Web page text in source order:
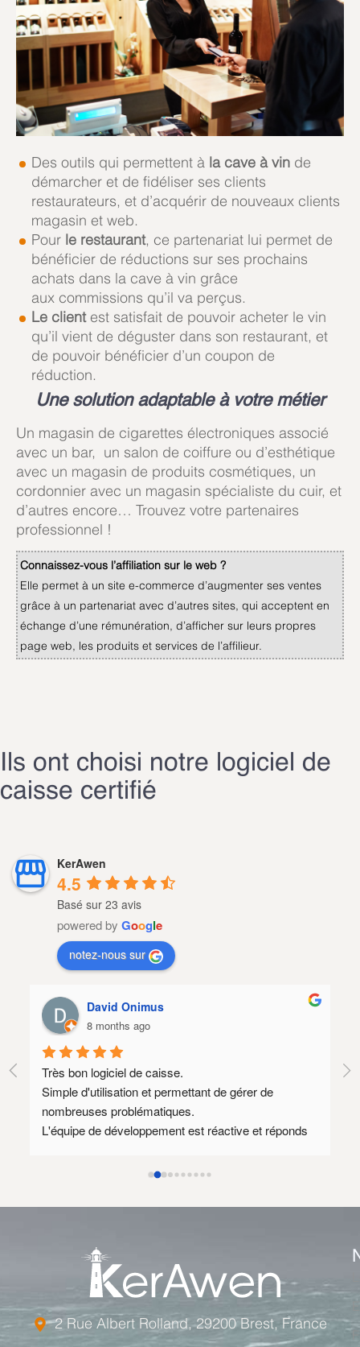
Des outils qui permettent à la cave à vin de
démarcher et de fidéliser ses clients
restaurateurs, et d’acquérir de nouveaux clients
magasin et web.
Pour le restaurant, ce partenariat lui permet de
bénéficier de réductions sur ses prochains
achats dans la cave à vin grâce
aux commissions qu’il va perçus.
Le clientest satisfait de pouvoir acheter le vin
qu’il vient de déguster dans son restaurant, et
de pouvoir bénéficier d’un coupon de
réduction.
Une solution adaptable à votre métier
Un magasin de cigarettes électroniques associé
avec un bar, un salon de coiffure ou d’esthétique
avec un magasin de produits cosmétiques, un
cordonnier avec un magasin spécialiste du cuir, et
d’autres encore… Trouvez votre partenaires
professionnel !
Connaissez-vous l’affiliation sur le web ?
Elle permet à un site e-commerce d’augmenter ses ventes
grâce à un partenariat avec d’autres sites, qui acceptent en
échange d’une rémunération, d’afficher sur leurs propres
page web, les produits et services de l’affilieur.
Ils ont choisi notre logiciel de
caisse certifié
KerAwen
4.5
Basé sur 23 avis
powered by Google
notez-nous sur
David Onimus
8 months ago
Très bon logiciel de caisse.
Simple d'utilisation et permettant de gérer de
nombreuses problématiques.
L'équipe de développement est réactive et réponds
Au plaisir de rediscuter avec vous dès que mon
d'envisager encore quelques axes d'amélioration.
de développement est compétente et disponible ce
qui justifie ce tarif.
2 Rue Albert Rolland, 29200 Brest, France